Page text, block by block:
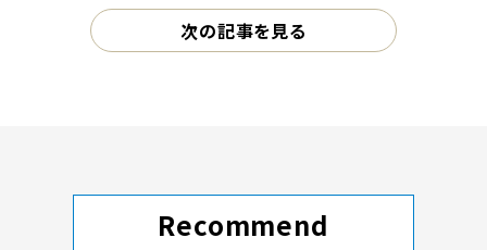
次の記事を見る
Recommend